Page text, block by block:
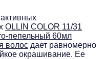
OLLIN COLOR 11/31
пепельный 60мл
волос дает равномерно
окрашивание. Ее